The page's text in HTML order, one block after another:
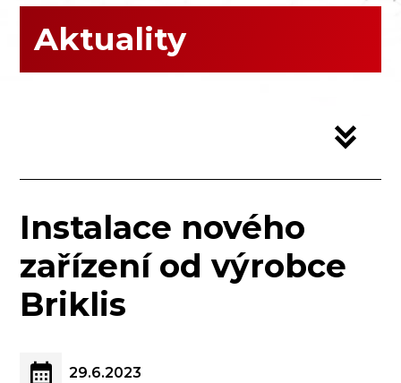
Aktuality
Instalace nového
zařízení od výrobce
Briklis
29.6.2023